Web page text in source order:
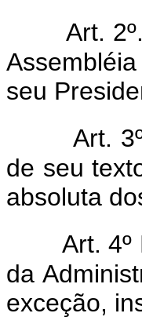
Art.
seu
Art.
de seu
absoluta
Art.
da
exceção,